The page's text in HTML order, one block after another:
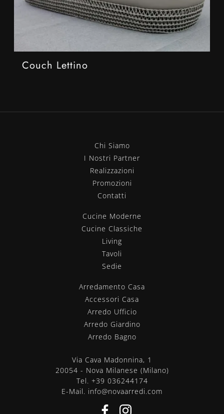
Couch Lettino
Chi Siamo
I Nostri Partner
Realizzazioni
Promozioni
Contatti
Cucine Moderne
Cucine Classiche
Living
Tavoli
Sedie
Arredamento Casa
Accessori Casa
Arredo Ufficio
Arredo Giardino
Arredo Bagno
Via Cava Madonnina, 1
20054 - Nova Milanese (Milano)
Tel. +39 036244174
E-Mail. info@novaarredi.com